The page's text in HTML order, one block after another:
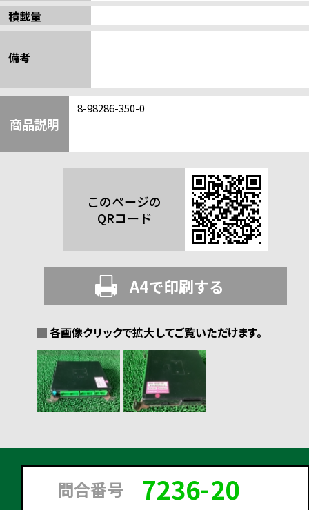
積載量
備考
商品説明
8-98286-350-0
このページの
QRコード
A4で印刷する
各画像クリックで拡大してご覧いただけます。
問合番号 7236-20